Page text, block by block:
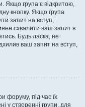
Якщо група є відкритою,
кнопку. Якщо група
запит на вступ,
схвалити ваш запит в
Будь ласка, не
ваш запит на вступ,
форуму, під час їх
у створенні групи, для